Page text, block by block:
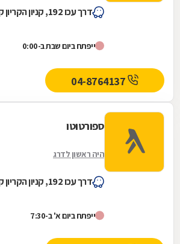
דרך עכו 192, קניון הקריון קרית ביאליק
ייפתח ביום שבת ב-0:00
ספורטוטו
היה ראשון לדרג
דרך עכו 192, קניון הקריון קרית ביאליק
ייפתח ביום א' ב-7:30